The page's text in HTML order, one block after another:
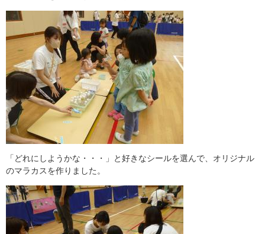
「どれにしようかな・・・」と好きなシールを選んで、オリジナル
のマラカスを作りました。